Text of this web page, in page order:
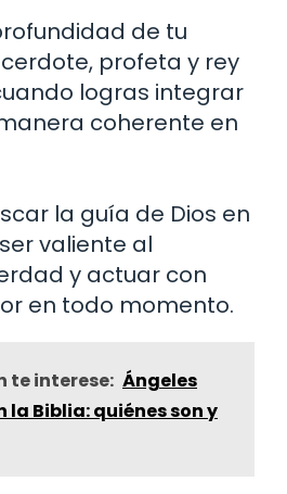
de tu
profeta y rey
logras integrar
coherente en
la guía de Dios en
valiente al
y actuar con
en todo momento.
te interese: Ángeles
la Biblia: quiénes son y